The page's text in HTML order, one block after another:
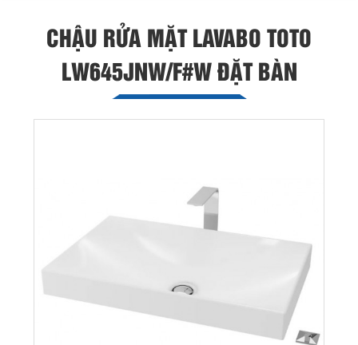
CHẬU RỬA MẶT LAVABO TOTO
LW645JNW/F#W ĐẶT BÀN